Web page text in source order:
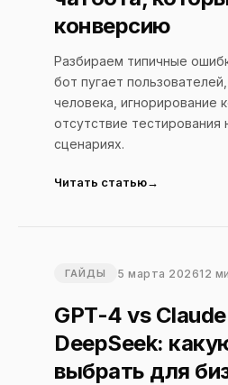
конверсию
Разбираем типичные
бот пугает
человека, игнорирование
отсутствие тестирования
сценариях.
Читать статью
ГАЙДЫ 5 марта 202612
GPT-4 vs
DeepSeek:
выбрать для